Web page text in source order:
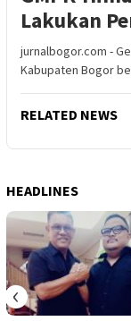
Lakukan
jurnalbogor.com -
Kabupaten Bogor
RELATED NEWS
HEADLINES
‹